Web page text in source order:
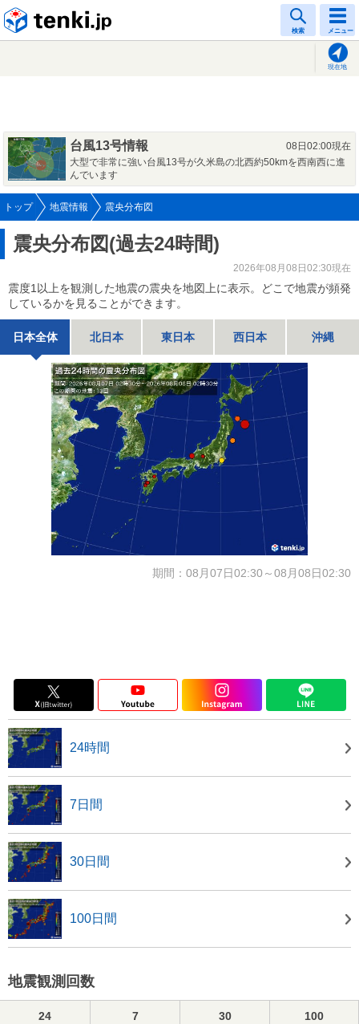
検索 メニュー
現在地
台風13号情報
08日02:00現在
大型で非常に強い台風13号が久米島の北西約50kmを西南西に進
んでいます
トップ 地震情報 震央分布図
震央分布図(過去24時間)
2026年08月08日02:30現在
震度1以上を観測した地震の震央を地図上に表示。どこで地震が頻発
しているかを見ることができます。
日本全体 北日本 東日本 西日本 沖縄
期間：08月07日02:30～08月08日02:30
24時間
7日間
30日間
100日間
地震観測回数
24
7
30
100